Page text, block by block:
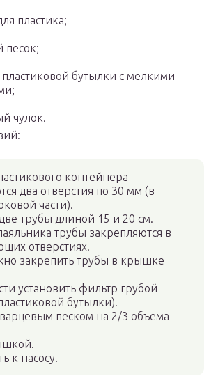
пластика;
песок;
бутылки с мелкими
чулок.
контейнера
два отверстия по 30 мм (в
части).
трубы длиной 15 и 20 см.
трубы закрепляются в
отверстиях.
закрепить трубы в крышке
установить фильтр грубой
бутылки).
песком на 2/3 объема
к насосу.